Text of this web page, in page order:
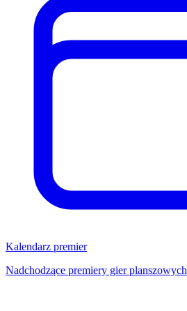
Kalendarz premier
Nadchodzące premiery gier planszowych